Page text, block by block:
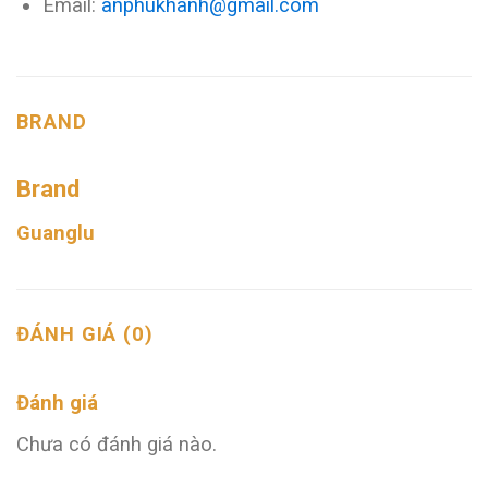
Email: anphukhanh@gmail.com
BRAND
Brand
Guanglu
ĐÁNH GIÁ (0)
Đánh giá
Chưa có đánh giá nào.